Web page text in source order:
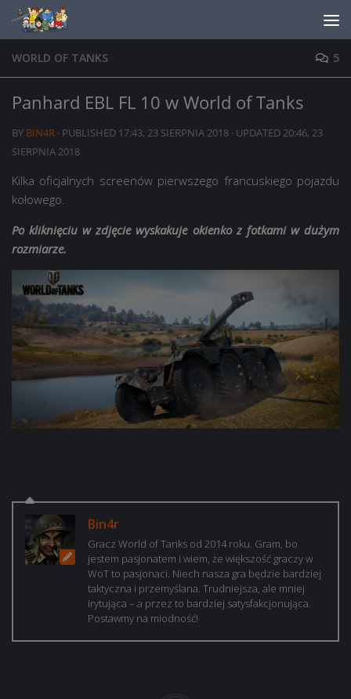
Skip to content
WORLD OF TANKS 5
Panhard EBL FL 10 w World of Tanks
BY BIN4R · PUBLISHED 17:43, 23 SIERPNIA 2018 · UPDATED 20:46, 23
SIERPNIA 2018
Kilka oficjalnych screenów pierwszego francuskiego pojazdu
kołowego.
Po kliknięciu w zdjęcie wyskakuje okienko z fotkami w dużym
rozmiarze.
Bin4r
Gracz World of Tanks od 2014 roku. Gram, bo
jestem pasjonatem i wiem, że większość graczy w
WoT to pasjonaci. Niech nasza gra będzie bardziej
taktyczna i przemyślana. Trudniejsza, ale mniej
irytująca – a przez to bardziej satysfakcjonująca.
Postawmy na miodność!